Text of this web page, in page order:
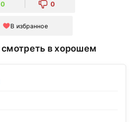
0 0
В избранное